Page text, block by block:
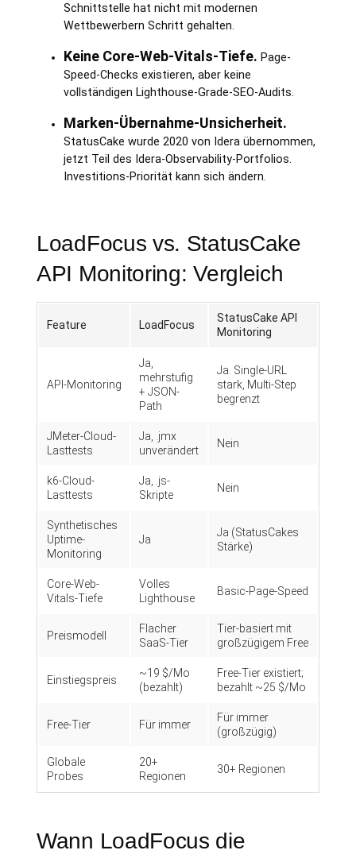
Schnittstelle hat nicht mit modernen
Wettbewerbern Schritt gehalten.
Keine Core-Web-Vitals-Tiefe. Page-
Speed-Checks existieren, aber keine
vollständigen Lighthouse-Grade-SEO-Audits.
Marken-Übernahme-Unsicherheit.
StatusCake wurde 2020 von Idera übernommen,
jetzt Teil des Idera-Observability-Portfolios.
Investitions-Priorität kann sich ändern.
LoadFocus vs. StatusCake
API Monitoring: Vergleich
Feature LoadFocus
StatusCake API
Monitoring
API-Monitoring
Ja,
mehrstufig
+ JSON-
Path
Ja. Single-URL
stark, Multi-Step
begrenzt
JMeter-Cloud-
Lasttests
Ja, .jmx
unverändert
Nein
k6-Cloud-
Lasttests
Ja, .js-
Skripte
Nein
Synthetisches
Uptime-
Monitoring
Ja
Ja (StatusCakes
Stärke)
Core-Web-
Vitals-Tiefe
Volles
Lighthouse
Basic-Page-Speed
Preismodell
Flacher
SaaS-Tier
Tier-basiert mit
großzügigem Free
Einstiegspreis
~19 $/Mo
(bezahlt)
Free-Tier existiert;
bezahlt ~25 $/Mo
Free-Tier Für immer
Für immer
(großzügig)
Globale
Probes
20+
Regionen
30+ Regionen
Wann LoadFocus die